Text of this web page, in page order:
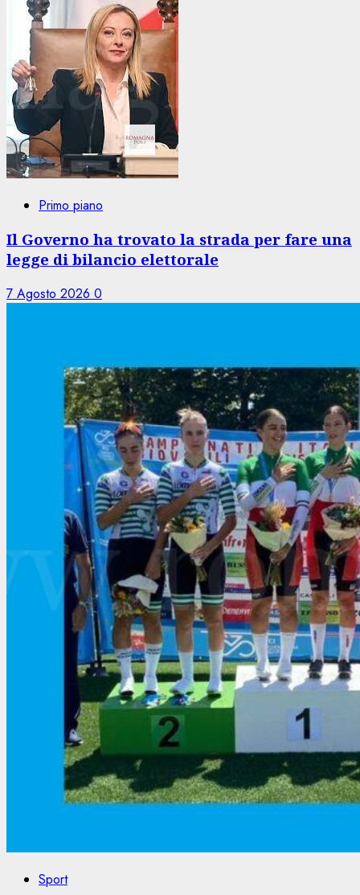
Primo piano
Il Governo ha trovato la strada per fare una
legge di bilancio elettorale
7 Agosto 2026 0
Sport